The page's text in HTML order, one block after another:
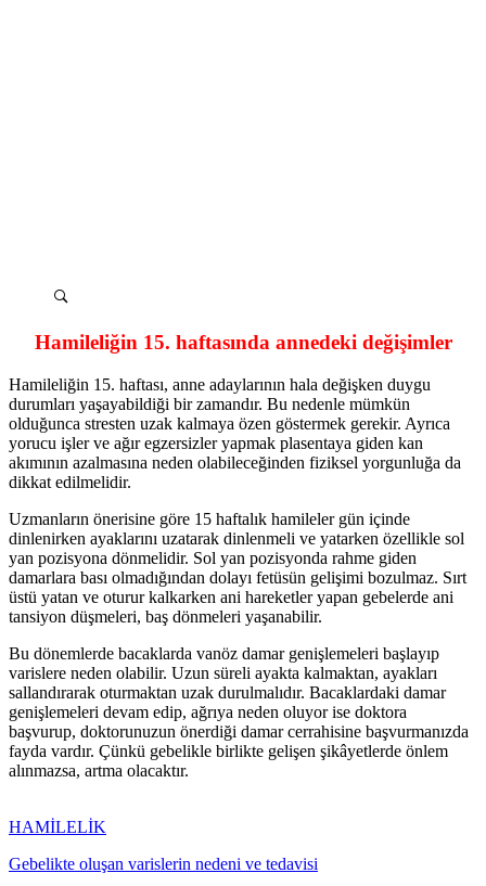
Hamileliğin 15. haftasında annedeki değişimler
Hamileliğin 15. haftası, anne adaylarının hala değişken duygu
durumları yaşayabildiği bir zamandır. Bu nedenle mümkün
olduğunca stresten uzak kalmaya özen göstermek gerekir. Ayrıca
yorucu işler ve ağır egzersizler yapmak plasentaya giden kan
akımının azalmasına neden olabileceğinden fiziksel yorgunluğa da
dikkat edilmelidir.
Uzmanların önerisine göre 15 haftalık hamileler gün içinde
dinlenirken ayaklarını uzatarak dinlenmeli ve yatarken özellikle sol
yan pozisyona dönmelidir. Sol yan pozisyonda rahme giden
damarlara bası olmadığından dolayı fetüsün gelişimi bozulmaz. Sırt
üstü yatan ve oturur kalkarken ani hareketler yapan gebelerde ani
tansiyon düşmeleri, baş dönmeleri yaşanabilir.
Bu dönemlerde bacaklarda vanöz damar genişlemeleri başlayıp
varislere neden olabilir. Uzun süreli ayakta kalmaktan, ayakları
sallandırarak oturmaktan uzak durulmalıdır. Bacaklardaki damar
genişlemeleri devam edip, ağrıya neden oluyor ise doktora
başvurup, doktorunuzun önerdiği damar cerrahisine başvurmanızda
fayda vardır. Çünkü gebelikle birlikte gelişen şikâyetlerde önlem
alınmazsa, artma olacaktır.
HAMİLELİK
Gebelikte oluşan varislerin nedeni ve tedavisi